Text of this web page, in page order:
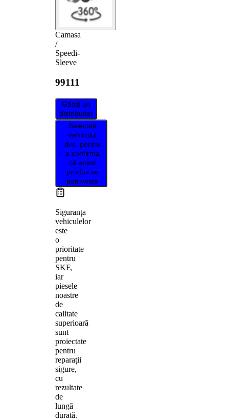
Camasa
/
Speedi-
Sleeve
99111
Găsiți un
distribuitor
Selectați
vehiculul
dvs. pentru
a confirma
că acest
produs se
potrivește
Siguranța
vehiculelor
este
o
prioritate
pentru
SKF,
iar
piesele
noastre
de
calitate
superioară
sunt
proiectate
pentru
reparații
sigure,
cu
rezultate
de
lungă
durată.